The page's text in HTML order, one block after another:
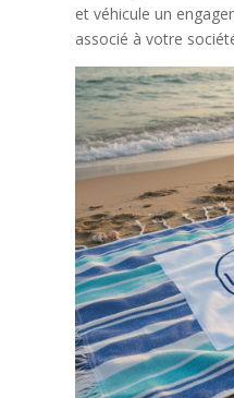
et véhicule un
associé à votre